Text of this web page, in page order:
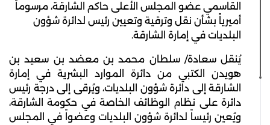
القاسمي عضو المجلس الأعلى حاكم الشارقة، مرسوماً
أميرياً بشأن نقل وترقية وتعيين رئيس لدائرة شؤون
البلديات في إمارة الشارقة.
يُنقل سعادة/ سلطان محمد بن معضد بن سعيد بن
هويدن الكتبي من دائرة الموارد البشرية في إمارة
الشارقة إلى دائرة شؤون البلديات، ويُرقى إلى درجة رئيس
دائرة على نظام الوظائف الخاصة في حكومة الشارقة،
ويُعين رئيساً لدائرة شؤون البلديات وعضواً في المجلس